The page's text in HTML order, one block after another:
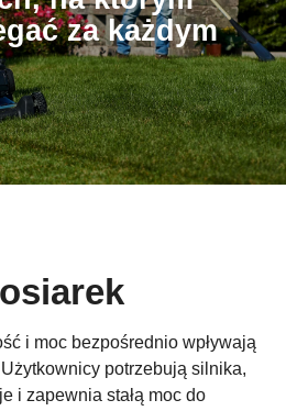
za każdym
i moc bezpośrednio wpływają
potrzebują silnika,
i zapewnia stałą moc do